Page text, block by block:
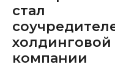
стал
холдинговой
компании